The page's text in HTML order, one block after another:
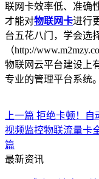
联网卡效率低、准确
才能对物联网卡进行
台五花八门，学会选
（http://
物联网云平台建设上
专业的管理平台系统。
上一篇 拒绝卡顿！自
视频监控物联流量卡
篇
最新资讯